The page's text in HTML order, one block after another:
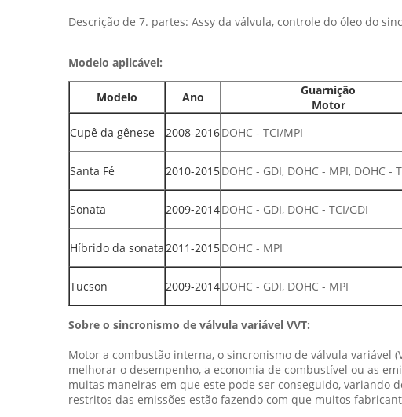
Descrição de 7. partes: Assy da válvula, controle do óleo do
Modelo aplicável:
Modelo Ano
Guarnição
Motor
Cupê da gênese 2008-2016DOHC - TCI/MPI
Santa Fé 2010-2015DOHC - GDI, DOHC - MPI, DOHC -
Sonata 2009-2014DOHC - GDI, DOHC - TCI/GDI
Híbrido da sonata2011-2015DOHC - MPI
Tucson 2009-2014DOHC - GDI, DOHC - MPI
Sobre o sincronismo de válvula variável VVT:
Motor a combustão interna, o sincronismo de válvula variável
melhorar o desempenho, a economia de combustível ou as
muitas maneiras em que este pode ser conseguido, variando
restritos das emissões estão fazendo com que muitos